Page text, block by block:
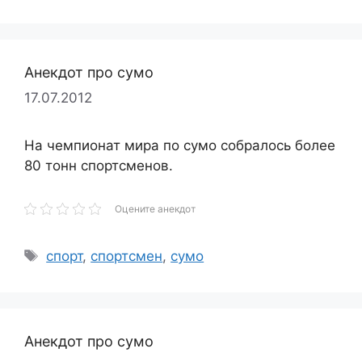
Анекдот про сумо
17.07.2012
На чемпионат мира по сумо собралось более
80 тонн спортсменов.
Оцените анекдот
Метки
спорт, спортсмен, сумо
Анекдот про сумо